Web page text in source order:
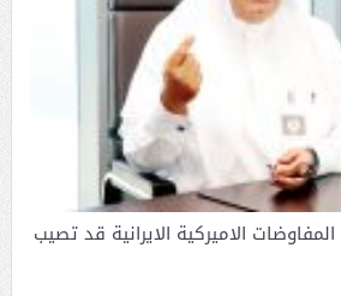
الاميركية الايرانية قد تصيب